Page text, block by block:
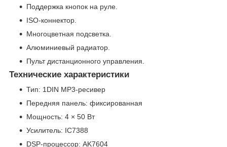
Поддержка кнопок на руле.
ISO-коннектор.
Многоцветная подсветка.
Алюминиевый радиатор.
Пульт дистанционного управления.
Технические характеристики
Тип: 1DIN MP3-ресивер
Передняя панель: фиксированная
Мощность: 4 × 50 Вт
Усилитель: IC7388
DSP-процессор: AK7604